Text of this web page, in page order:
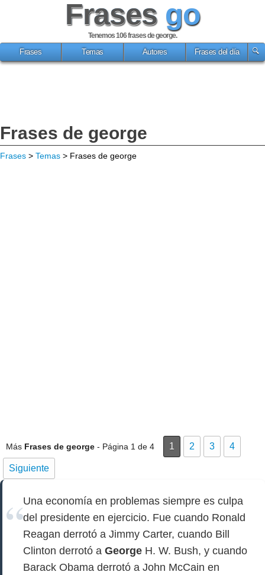
Frases go
Tenemos 106frases de george.
Frases
Temas Autores Frases del día
Frases de george
Frases > Temas > Frases de george
Más Frases de george - Página 1 de 4 1 2 3 4
Siguiente
Una economía en problemas siempre es culpa
del presidente en ejercicio. Fue cuando Ronald
Reagan derrotó a Jimmy Carter, cuando Bill
Clinton derrotó a George H. W. Bush, y cuando
Barack Obama derrotó a John McCain en